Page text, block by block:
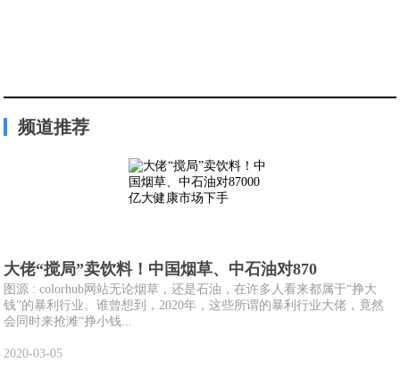
频道推荐
大佬“搅局”卖饮料！中国烟草、中石油对870
图源 : colorhub网站无论烟草，还是石油，在许多人看来都属于“挣大
钱”的暴利行业。谁曾想到，2020年，这些所谓的暴利行业大佬，竟然
会同时来抢滩“挣小钱...
2020-03-05